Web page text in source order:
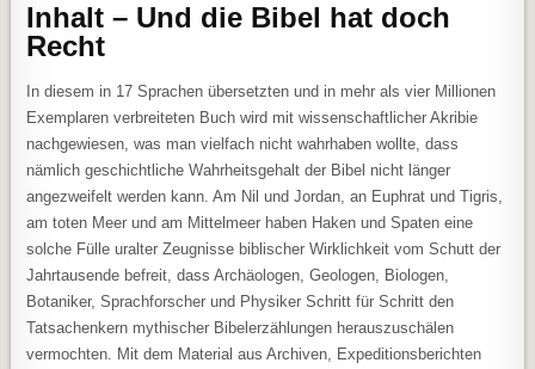
Inhalt – Und die Bibel hat doch
Recht
In diesem in 17 Sprachen übersetzten und in mehr als vier Millionen
Exemplaren verbreiteten Buch wird mit wissenschaftlicher Akribie
nachgewiesen, was man vielfach nicht wahrhaben wollte, dass
nämlich geschichtliche Wahrheitsgehalt der Bibel nicht länger
angezweifelt werden kann. Am Nil und Jordan, an Euphrat und Tigris,
am toten Meer und am Mittelmeer haben Haken und Spaten eine
solche Fülle uralter Zeugnisse biblischer Wirklichkeit vom Schutt der
Jahrtausende befreit, dass Archäologen, Geologen, Biologen,
Botaniker, Sprachforscher und Physiker Schritt für Schritt den
Tatsachenkern mythischer Bibelerzählungen herauszuschälen
vermochten. Mit dem Material aus Archiven, Expeditionsberichten